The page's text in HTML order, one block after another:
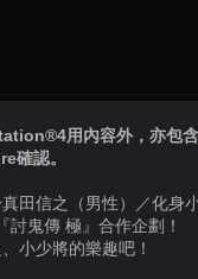
用內容外，亦包
確認。
田信之（男性）／化身
討鬼傳 極』合作企劃！
小少將的樂趣吧！